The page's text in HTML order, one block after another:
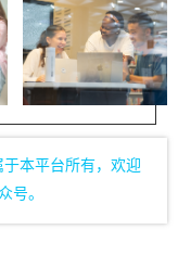
本平台所有，欢迎
号。